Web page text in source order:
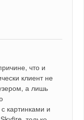
что и
клиент не
а лишь
картинками и